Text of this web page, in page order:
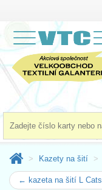
Kazety na šití
← kazeta na šití L Cats